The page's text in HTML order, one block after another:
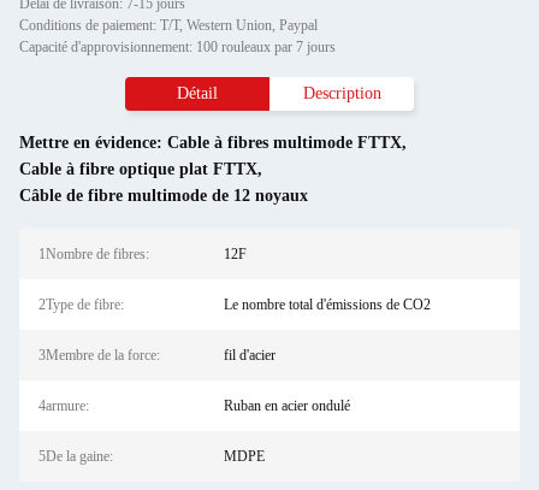
Délai de livraison: 7-15 jours
Conditions de paiement: T/T, Western Union, Paypal
Capacité d'approvisionnement: 100 rouleaux par 7 jours
Détail Description
Mettre en évidence: Cable à fibres multimode FTTX,
Cable à fibre optique plat FTTX,
Câble de fibre multimode de 12 noyaux
1Nombre de fibres: 12F
2Type de fibre: Le nombre total d'émissions de CO2
3Membre de la force: fil d'acier
4armure: Ruban en acier ondulé
5De la gaine: MDPE